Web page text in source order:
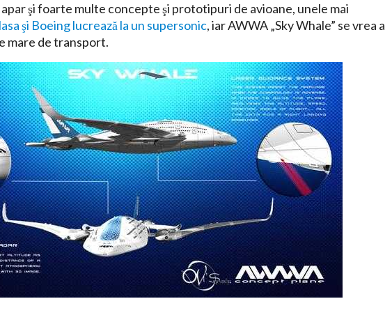
şi foarte multe concepte şi prototipuri de avioane, unele mai
şi Boeing lucrează la un supersonic, iar AWWA „Sky Whale” se vrea a
mare de transport.